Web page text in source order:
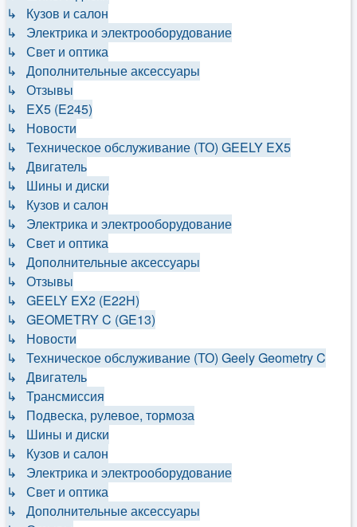
↳ Кузов и салон
↳ Электрика и электрооборудование
↳ Свет и оптика
↳ Дополнительные аксессуары
↳ Отзывы
↳ EX5 (E245)
↳ Новости
↳ Техническое обслуживание (ТО) GEELY EX5
↳ Двигатель
↳ Шины и диски
↳ Кузов и салон
↳ Электрика и электрооборудование
↳ Свет и оптика
↳ Дополнительные аксессуары
↳ Отзывы
↳ GEELY EX2 (E22H)
↳ GEOMETRY C (GE13)
↳ Новости
↳ Техническое обслуживание (ТО) Geely Geometry C
↳ Двигатель
↳ Трансмиссия
↳ Подвеска, рулевое, тормоза
↳ Шины и диски
↳ Кузов и салон
↳ Электрика и электрооборудование
↳ Свет и оптика
↳ Дополнительные аксессуары